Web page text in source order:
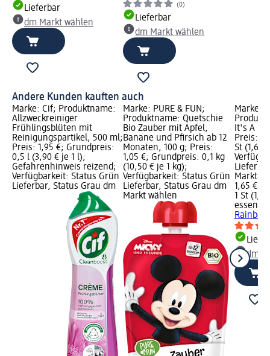
Lieferbar
dm Markt wählen
(0)
Lieferbar
dm Markt wählen
Andere Kunden kauften auch
Marke: Cif; Produktname:
Allzweckreiniger
Frühlingsblüten mit
Reinigungspartikel, 500 ml;
Preis: 1,95 €; Grundpreis:
0,5 l (3,90 € je 1 l);
Gefahrenhinweis reizend;
Verfügbarkeit: Status Grün
Lieferbar, Status Grau dm
Marke: PURE & FUN;
Produktname: Quetschie
Bio Zauber mit Apfel,
Banane und Pfirsich ab 12
Monaten, 100 g; Preis:
1,05 €; Grundpreis: 0,1 kg
(10,50 € je 1 kg);
Verfügbarkeit: Status Grün
Lieferbar, Status Grau dm
Markt wählen
Marke:
It's A
Preis:
St (1,65
Markt
1,65 €
1 St
essence
dm